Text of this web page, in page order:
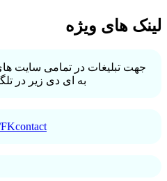
لینک های ویژه
جهت تبلیغات در تمامی سایت
به ای دی زیر در